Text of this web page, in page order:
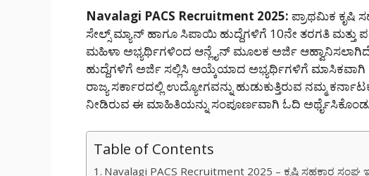
Navalagi PACS Recruitment 2025: ಪ್ರಾಥಮಿಕ ಕೃಷಿ
ಸೇಲ್ಸ್ ಮ್ಯಾನ್ ಹಾಗೂ ಸಿಪಾಯಿ ಹುದ್ದೆಗಳಿಗೆ 10ನೇ ತರಗತಿ
ಮಹಿಳಾ ಅಭ್ಯರ್ಥಿಗಳಿಂದ ಆನ್ಲೈನ್ ಮೂಲಕ ಅರ್ಜಿ
ಹುದ್ದೆಗಳಿಗೆ ಅರ್ಜಿ ಸಲ್ಲಿಸಿ ಆಯ್ಕೆಯಾದ ಅಭ್ಯರ್ಥಿಗಳಿಗೆ ಮಾಸಿಕವಾಗಿ
ರಾಜ್ಯ ಸರ್ಕಾರದಲ್ಲಿ ಉದ್ಯೋಗವನ್ನು ಹುಡುಕುತ್ತಿರುವ ನಮ್ಮ
ನೀಡಿರುವ ಈ ಮಾಹಿತಿಯನ್ನು ಸಂಪೂರ್ಣವಾಗಿ ಓದಿ
Table of Contents
Navalagi PACS Recruitment 2025 – ಕೃಷಿ ಸಹಕಾರ